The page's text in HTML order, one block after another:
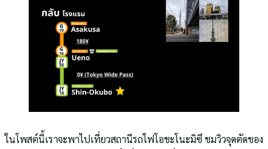
ในโพสต์นี้เราจะพาไปเที่ยวสถานีรถไฟโอชะโนะมิซึ ชมวิวจุดตัดของ